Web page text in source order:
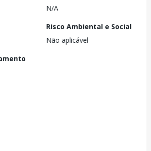
N/A
Risco Ambiental e Social
Não aplicável